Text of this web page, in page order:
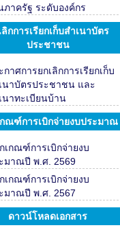
ภาครัฐ ระดับองค์กร
ลิกการเรียกเก็บสำเนาบัตร
ประชาชน
กาศการยกเลิกการเรียกเก็บ
นาบัตรประชาชน และ
นาทะเบียนบ้าน
ณฑ์การเบิกจ่ายงบประมาณ
เกณฑ์การเบิกจ่ายงบ
มาณปี พ.ศ. 2569
เกณฑ์การเบิกจ่ายงบ
มาณปี พ.ศ. 2567
ดาวน์โหลดเอกสาร